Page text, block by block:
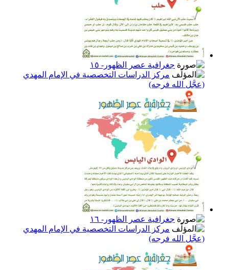
جغرافية عصر الظهور- ١٥
مركز الدراسات التخصصية في الإمام المهدي
(عجَّل الله فرجه)
جغرافية عصر الظهور- ١٦
مركز الدراسات التخصصية في الإمام المهدي
(عجَّل الله فرجه)